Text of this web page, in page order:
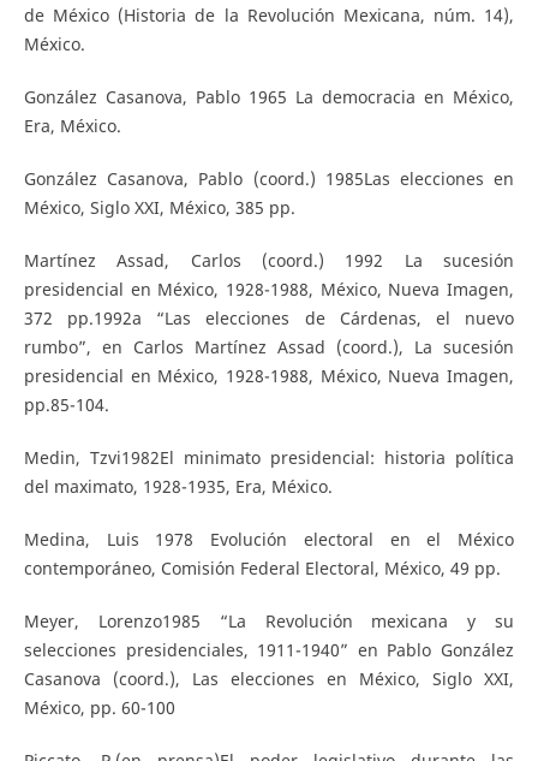
de México (Historia de la Revolución Mexicana, núm. 14),
México.
González Casanova, Pablo 1965 La democracia en México,
Era, México.
González Casanova, Pablo (coord.) 1985Las elecciones en
México, Siglo XXI, México, 385 pp.
Martínez Assad, Carlos (coord.) 1992 La sucesión
presidencial en México, 1928-1988, México, Nueva Imagen,
372 pp.1992a “Las elecciones de Cárdenas, el nuevo
rumbo”, en Carlos Martínez Assad (coord.), La sucesión
presidencial en México, 1928-1988, México, Nueva Imagen,
pp.85-104.
Medin, Tzvi1982El minimato presidencial: historia política
del maximato, 1928-1935, Era, México.
Medina, Luis 1978 Evolución electoral en el México
contemporáneo, Comisión Federal Electoral, México, 49 pp.
Meyer, Lorenzo1985 “La Revolución mexicana y su
selecciones presidenciales, 1911-1940” en Pablo González
Casanova (coord.), Las elecciones en México, Siglo XXI,
México, pp. 60-100